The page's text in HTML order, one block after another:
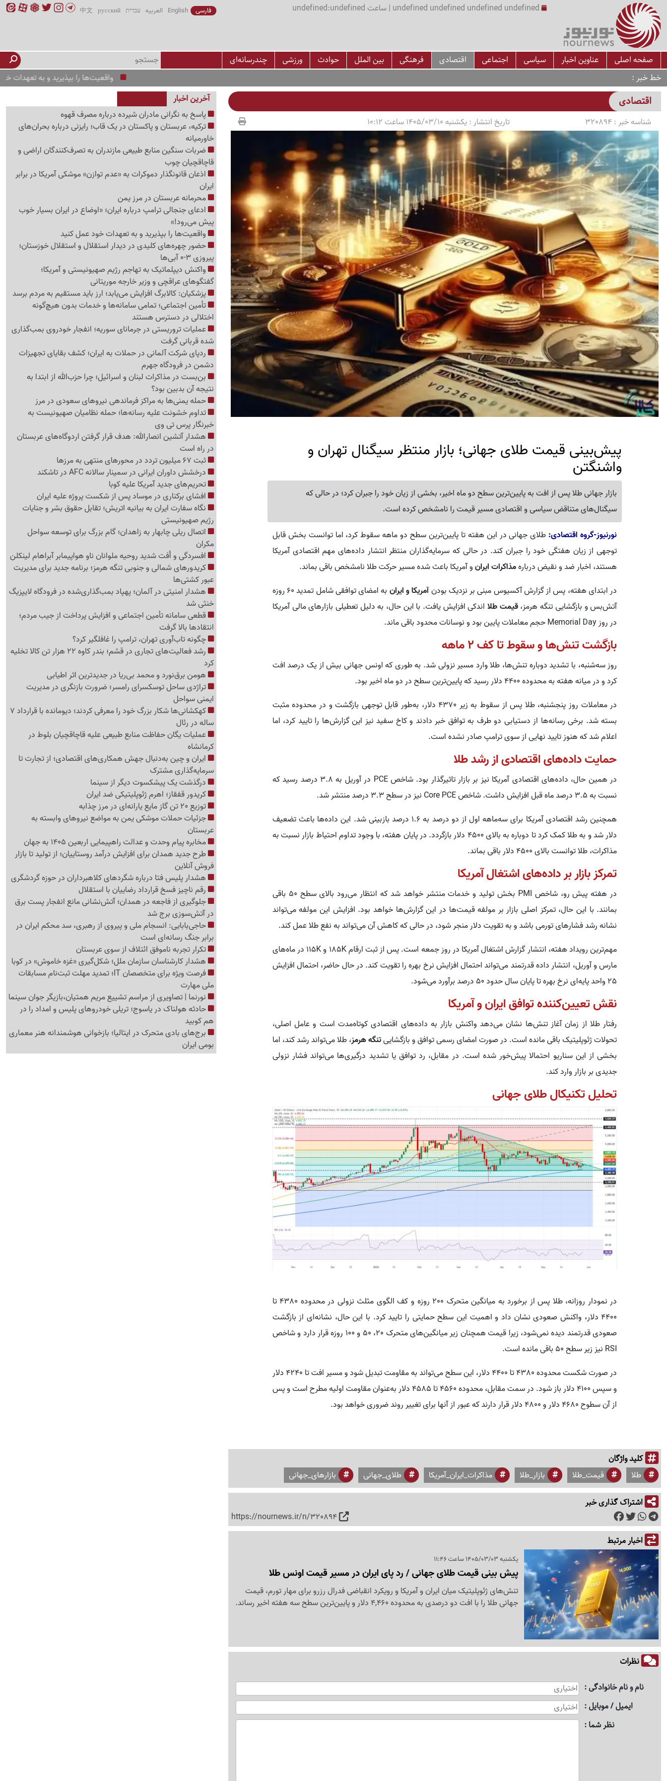
undefined undefined undefined undefined | ساعت undefined:undefined فارسی English العربیه עברית русский
中文
صفحه اصلی عناوین اخبار سیاسی اجتماعی اقتصادی فرهنگی بین الملل حوادث ورزشی
چندرسانه‌ای
خط خبر
واقعیت‌ها را بپذیرید و به تعهدات خود عمل
اقتصادی
شناسه خبر :320894 تاریخ انتشار :یکشنبه 1405/03/10 ساعت 10:12
پیش‌بینی قیمت طلای جهانی؛ بازار منتظر سیگنال تهران و
واشنگتن
بازار جهانی طلا پس از افت به پایین‌ترین سطح دو ماه اخیر، بخشی از زیان خود را جبران کرد؛ در حالی که
سیگنال‌های متناقض سیاسی و اقتصادی مسیر قیمت را نامشخص کرده است.
نورنیوز-گروه اقتصادی: طلای جهانی در این هفته تا پایین‌ترین سطح دو ماهه سقوط کرد، اما توانست بخش قابل‌
توجهی از زیان هفتگی خود را جبران کند. در حالی که سرمایه‌گذاران منتظر انتشار داده‌های مهم اقتصادی آمریکا
هستند، اخبار ضد و نقیض دربارهمذاکرات ایرانو آمریکا باعث شده مسیر حرکت طلا نامشخص باقی بماند.
در ابتدای هفته، پس از گزارش آکسیوس مبنی بر نزدیک بودنآمریکا و ایران
به امضای توافقی شامل تمدید 60 روزه
آتش‌بس و بازگشایی تنگه هرمز،قیمت طلا اندکی افزایش یافت. با این حال، به دلیل تعطیلی بازارهای مالی آمریکا
در روز Memorial Day حجم معاملات پایین بود و نوسانات محدود باقی ماند.
بازگشت تنش‌ها و سقوط تا کف 2 ماهه
روز سه‌شنبه، با تشدید دوباره تنش‌ها، طلا وارد مسیر نزولی شد. به طوری که اونس جهانی بیش از یک درصد افت
کرد و در میانه هفته به محدوده 4400 دلار رسید که پایین‌ترین سطح در دو ماه اخیر بود.
در معاملات روز پنجشنبه، طلا پس از سقوط به زیر 4370 دلار، به‌طور قابل توجهی بازگشت و در محدوده مثبت
بسته شد. برخی رسانه‌ها از دستیابی دو طرف به توافق خبر دادند و کاخ سفید نیز این گزارش‌ها را تایید کرد، اما
اعلام شد که هنوز تایید نهایی از سوی ترامپ صادر نشده است.
حمایت داده‌های اقتصادی از رشد طلا
در همین حال، داده‌های اقتصادی آمریکا نیز بر بازار تاثیرگذار بود. شاخص PCE در آوریل به 3.8 درصد رسید که
نسبت به 3.5 درصد ماه قبل افزایش داشت. شاخص Core PCE نیز در سطح 3.3 درصد منتشر شد.
همچنین رشد اقتصادی آمریکا برای سه‌ماهه اول از دو درصد به 1.6 درصد بازبینی شد. این داده‌ها باعث تضعیف
دلار شد و به طلا کمک کرد تا دوباره به بالای 4500 دلار بازگردد. در پایان هفته، با وجود تداوم احتیاط بازار نسبت به
مذاکرات، طلا توانست بالای 4500 دلار باقی بماند.
تمرکز بازار بر داده‌های اشتغال آمریکا
در هفته پیش رو، شاخص PMI بخش تولید و خدمات منتشر خواهد شد که انتظار می‌رود بالای سطح 50 باقی
بمانند. با این حال، تمرکز اصلی بازار بر مولفه قیمت‌ها در این گزارش‌ها خواهد بود. افزایش این مولفه می‌تواند
نشانه رشد فشارهای تورمی باشد و به تقویت دلار منجر شود، در حالی که کاهش آن می‌تواند به نفع طلا عمل کند.
مهم‌ترین رویداد هفته، انتشار گزارش اشتغال آمریکا در روز جمعه است. پس از ثبت ارقام 185K و 115K در ماه‌های
مارس و آوریل، انتشار داده قدرتمند می‌تواند احتمال افزایش نرخ بهره را تقویت کند. در حال حاضر، احتمال افزایش
25 واحد پایه‌ای نرخ بهره تا پایان سال حدود 50 درصد برآورد می‌شود.
نقش تعیین‌کننده توافق ایران و آمریکا
رفتار طلا از زمان آغاز تنش‌ها نشان می‌دهد واکنش بازار به داده‌های اقتصادی کوتاه‌مدت است و عامل اصلی،
تحولات ژئوپلیتیک باقی مانده است. در صورت امضای رسمی توافق و بازگشاییتنگه هرمز، طلا می‌تواند رشد کند، اما
بخشی از این سناریو احتمالا پیش‌خور شده است. در مقابل، رد توافق یا تشدید درگیری‌ها می‌تواند فشار نزولی
جدیدی بر بازار وارد کند.
تحلیل تکنیکال طلای جهانی
در نمودار روزانه، طلا پس از برخورد به میانگین متحرک 200 روزه و کف الگوی مثلث نزولی در محدوده 4380 تا
4400 دلار، واکنش صعودی نشان داد و اهمیت این سطح حمایتی را تایید کرد. با این حال، نشانه‌ای از بازگشت
صعودی قدرتمند دیده نمی‌شود، زیرا قیمت همچنان زیر میانگین‌های متحرک 20، 50 و 100 روزه قرار دارد و شاخص
RSI نیز زیر سطح 50 باقی مانده است.
در صورت شکست محدوده 4380 تا 4400 دلار، این سطح می‌تواند به مقاومت تبدیل شود و مسیر افت تا 4240 دلار
و سپس 4100 دلار باز شود. در سمت مقابل، محدوده 4560 تا 4585 دلار به‌عنوان مقاومت اولیه مطرح است و پس
از آن سطوح 4680 دلار و 4800 دلار قرار دارند که عبور از آنها برای تغییر روند ضروری خواهد بود.
کلید واژگان
طلا قیمت_طلا بازار_طلا مذاکرات_ایران_آمریکا طلای_جهانی بازارهای_جهانی
اشتراک گذاری خبر
https://nournews.ir/n/320894
اخبار مرتبط
یکشنبه 1405/03/03 ساعت 11:46
پیش بینی قیمت طلای جهانی / رد پای ایران در مسیر قیمت اونس طلا
تنش‌های ژئوپلیتیک میان ایران و آمریکا و رویکرد انقباضی فدرال رزرو برای مهار تورم، قیمت
جهانی طلا را با افت دو درصدی به محدوده 4,460 دلار و پایین‌ترین سطح سه هفته اخیر رساند.
نظرات
نام و نام خانوادگی
ایمیل / موبایل
نظر شما
آخرین اخبار
پاسخ به نگرانی مادران شیرده درباره مصرف قهوه
ترکیه، عربستان و پاکستان در یک قاب؛ رایزنی درباره بحران‌های
خاورمیانه
ضربات سنگین منابع طبیعی مازندران به تصرف‌کنندگان اراضی و
قاچاقچیان چوب
اذعان قانونگذار دموکرات به «عدم توازن» موشکی آمریکا در برابر
ایران
محرمانه عربستان در مرز یمن
ادعای جنجالی ترامپ درباره ایران؛ «اوضاع در ایران بسیار خوب
پیش می‌رود!»
واقعیت‌ها را بپذیرید و به تعهدات خود عمل کنید
حضور چهره‌های کلیدی در دیدار استقلال و استقلال خوزستان؛
پیروزی 3-0 آبی‌ها
واکنش دیپلماتیک به تهاجم رژیم صهیونیستی و آمریکا؛
گفتگوهای عراقچی و وزیر خارجه موریتانی
پزشکیان: کالابرگ افزایش می‌یابد؛ ارز باید مستقیم به مردم برسد
تأمین اجتماعی؛ تمامی سامانه‌ها و خدمات بدون هیچ‌گونه
اختلالی در دسترس هستند
عملیات تروریستی در جرمانای سوریه؛ انفجار خودروی بمب‌گذاری
شده قربانی گرفت
ردپای شرکت آلمانی در حملات به ایران؛ کشف بقایای تجهیزات
دشمن در فرودگاه جهرم
بن‌بست در مذاکرات لبنان و اسرائیل؛ چرا حزب‌الله از ابتدا به
نتیجه آن بدبین بود؟
حمله یمنی‌ها به مراکز فرماندهی نیروهای سعودی در مرز
تداوم خشونت علیه رسانه‌ها؛ حمله نظامیان صهیونیست به
خبرنگار پرس تی وی
هشدار آتشین انصارالله: هدف قرار گرفتن اردوگاه‌های عربستان
در راه است
ثبت 67 میلیون تردد در محورهای منتهی به مرزها
درخشش داوران ایرانی در سمینار سالانه AFC در تاشکند
تحریم‌های جدید آمریکا علیه کوبا
افشای برکناری در موساد پس از شکست پروژه علیه ایران
نگاه سفارت ایران به بیانیه اتریش؛ تقابل حقوق بشر و جنایات
رژیم صهیونیستی
اتصال ریلی چابهار به زاهدان؛ گام بزرگ برای توسعه سواحل
مکران
افسردگی و اُفت شدید روحیه ملوانان ناو هواپیمابر آبراهام لینکلن
کریدورهای شمالی و جنوبی تنگه هرمز؛ برنامه جدید برای مدیریت
عبور کشتی‌ها
هشدار امنیتی در آلمان؛ پهپاد بمب‌گذاری‌شده در فرودگاه لایپزیگ
خنثی شد
قطعی سامانه تأمین اجتماعی و افزایش پرداخت از جیب مردم؛
انتقادها بالا گرفت
چگونه تاب‌آوری تهران، ترامپ را غافلگیر کرد؟
رشد فعالیت‌های تجاری در قشم؛ بندر کاوه 22 هزار تن کالا تخلیه
کرد
هومن برق‌نورد و محمد بی‌ریا در جدیدترین اثر اطیابی
تراژدی ساحل توسکسرای رامسر؛ ضرورت بازنگری در مدیریت
ایمنی سواحل
کهکشانی‌ها شکار بزرگ خود را معرفی کردند؛ دیومانده با قرارداد 7
ساله در رئال
عملیات یگان حفاظت منابع طبیعی علیه قاچاقچیان بلوط در
کرمانشاه
ایران و چین به‌دنبال جهش همکاری‌های اقتصادی؛ از تجارت تا
سرمایه‌گذاری مشترک
درگذشت یک پیشکسوت دیگر از سینما
کریدور قفقاز؛ اهرم ژئوپلیتیکی ضد ایران
توزیع 20 تن گاز مایع یارانه‌ای در مرز چذابه
جزئیات حملات موشکی یمن به مواضع نیروهای وابسته به
عربستان
مخابره پیام وحدت و عدالت راهپیمایی اربعین 1405 به جهان
طرح جدید همدان برای افزایش درآمد روستاییان؛ از تولید تا بازار
فروش آنلاین
هشدار پلیس فتا درباره شگردهای کلاهبرداران در حوزه گردشگری
رقم ناچیز فسخ قرارداد رضاییان با استقلال
جلوگیری از فاجعه در همدان؛ آتش‌نشانی مانع انفجار پست برق
در آتش‌سوزی برج شد
حاجی‌بابایی: انسجام ملی و پیروی از رهبری، سد محکم ایران در
برابر جنگ رسانه‌ای است
تکرار تجربه ناموفق ائتلاف از سوی عربستان
هشدار کارشناسان سازمان ملل؛ شکل‌گیری «غزه‌ خاموش» در کوبا
فرصت ویژه برای متخصصان IT؛ تمدید مهلت ثبت‌نام مسابقات
ملی مهارت
نورنما | تصاویری از مراسم تشییع مریم همتیان،بازیگر جوان سینما
حادثه هولناک در یاسوج؛ تریلی خودروهای پلیس و امداد را در
هم کوبید
برج‌های بادی متحرک در ایتالیا؛ بازخوانی هوشمندانه هنر معماری
بومی ایران